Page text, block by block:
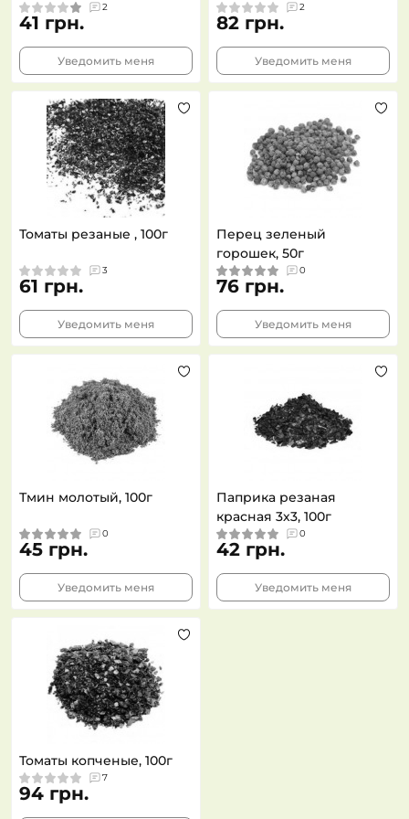
2
41 грн.
Уведомить меня
2
82 грн.
Уведомить меня
Томаты резаные , 100г
3
61 грн.
Уведомить меня
Перец зеленый
горошек, 50г
0
76 грн.
Уведомить меня
Тмин молотый, 100г
0
45 грн.
Уведомить меня
Паприка резаная
красная 3х3, 100г
0
42 грн.
Уведомить меня
Томаты копченые, 100г
7
94 грн.